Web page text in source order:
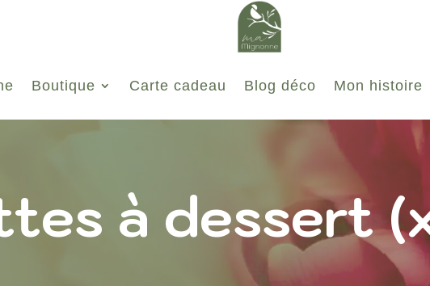
Boutique Carte cadeau Blog déco Mon histoire
à dessert